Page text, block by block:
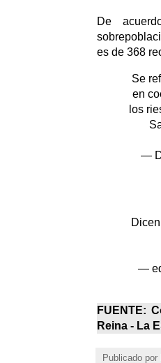
De
es de 368
Se
en
los
—
—
FUENTE:
Reina - La
Publicado por